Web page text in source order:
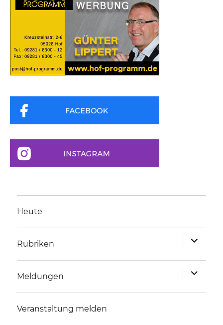
Heute
Rubriken
anzeigen
Meldungen
anzeigen
Veranstaltung melden